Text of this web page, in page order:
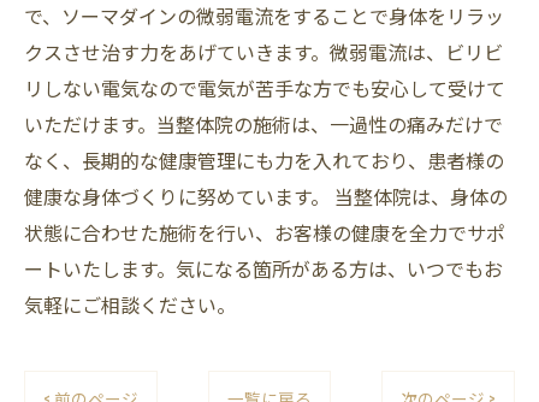
で、ソーマダインの微弱電流をすることで身体をリラッ
クスさせ治す力をあげていきます。微弱電流は、ビリビ
リしない電気なので電気が苦手な方でも安心して受けて
いただけます。当整体院の施術は、一過性の痛みだけで
なく、長期的な健康管理にも力を入れており、患者様の
健康な身体づくりに努めています。 当整体院は、身体の
状態に合わせた施術を行い、お客様の健康を全力でサポ
ートいたします。気になる箇所がある方は、いつでもお
気軽にご相談ください。